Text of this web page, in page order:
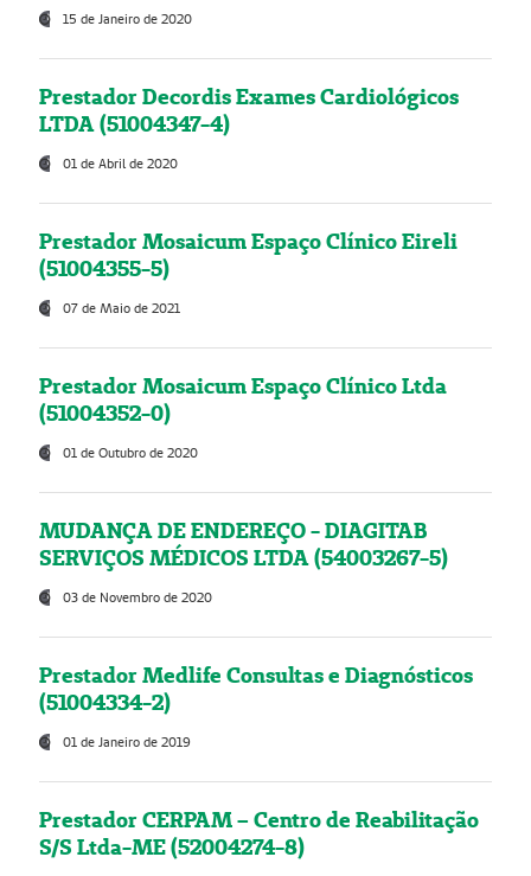
15 de Janeiro de 2020
Prestador Decordis Exames Cardiológicos
LTDA (51004347-4)
01 de Abril de 2020
Prestador Mosaicum Espaço Clínico Eireli
(51004355-5)
07 de Maio de 2021
Prestador Mosaicum Espaço Clínico Ltda
(51004352-0)
01 de Outubro de 2020
MUDANÇA DE ENDEREÇO - DIAGITAB
SERVIÇOS MÉDICOS LTDA (54003267-5)
03 de Novembro de 2020
Prestador Medlife Consultas e Diagnósticos
(51004334-2)
01 de Janeiro de 2019
Prestador CERPAM – Centro de Reabilitação
S/S Ltda-ME (52004274-8)